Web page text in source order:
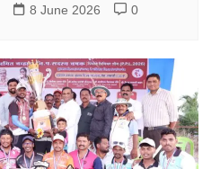
8 June 2026 0